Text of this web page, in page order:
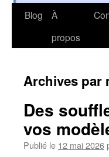
Aller
Blog
À
propos
Archives par
Des
vos
Publié le 12 mai 2026